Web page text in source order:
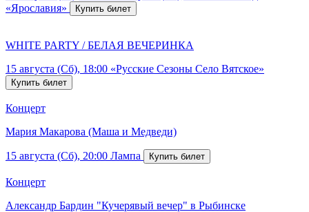
«Ярославия»
WHITE PARTY / БЕЛАЯ ВЕЧЕРИНКА
15 августа (Сб), 18:00 «Русские Сезоны Село Вятское»
Концерт
Мария Макарова (Маша и Медведи)
15 августа (Сб), 20:00 Лампа
Концерт
Александр Бардин "Кучерявый вечер" в Рыбинске